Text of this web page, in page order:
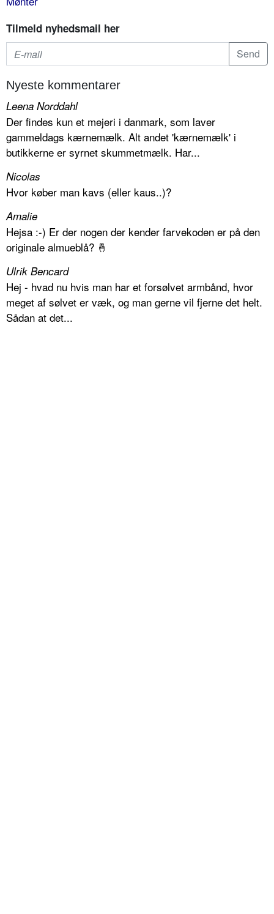
Tilmeld nyhedsmail her
Nyeste kommentarer
Leena Norddahl
Der findes kun et mejeri i danmark, som laver
gammeldags kærnemælk. Alt andet 'kærnemælk' i
butikkerne er syrnet skummetmælk. Har...
Nicolas
Hvor køber man kavs (eller kaus..)?
Amalie
Hejsa :-) Er der nogen der kender farvekoden er på den
originale almueblå? 🤞
Ulrik Bencard
Hej - hvad nu hvis man har et forsølvet armbånd, hvor
meget af sølvet er væk, og man gerne vil fjerne det helt.
Sådan at det...